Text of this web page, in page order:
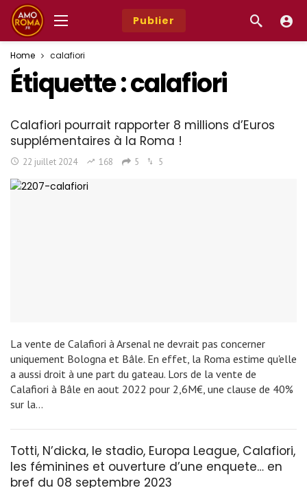
Publier
Home calafiori
Étiquette :calafiori
Calafiori pourrait rapporter 8 millions d’Euros
supplémentaires à la Roma !
22 juillet 2024 168 5 5
La vente de Calafiori à Arsenal ne devrait pas concerner
uniquement Bologna et Bâle. En effet, la Roma estime qu'elle
a aussi droit à une part du gateau. Lors de la vente de
Calafiori à Bâle en aout 2022 pour 2,6M€, une clause de 40%
sur la…
Totti, N’dicka, le stadio, Europa League, Calafiori,
les féminines et ouverture d’une enquete… en
bref du 08 septembre 2023